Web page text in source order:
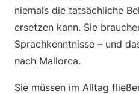
niemals die tatsächliche
ersetzen kann. Sie
Sprachkenntnisse – und
nach Mallorca.
Sie müssen im Alltag